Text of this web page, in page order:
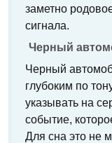
заметно
сигнала.
Черный
Черный
глубоким по
указывать на
событие,
Для сна это не